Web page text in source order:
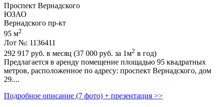
Проспект Вернадского
ЮЗАО
Вернадского пр-кт
95 м2
Лот №: 1136411
292 917 руб. в месяц (37 000 руб. за 1м2 в год)
Предлагается в аренду помещение площадью 95 квадратных
метров,­ расположенное по адресу: проспект Вернадского,­ дом
29....
Подробное описание (7 фото) + презентация >>